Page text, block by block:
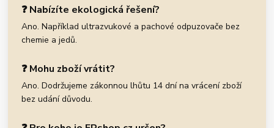
❓ Nabízíte ekologická řešení?
Ano. Například ultrazvukové a pachové odpuzovače bez
chemie a jedů.
❓ Mohu zboží vrátit?
Ano. Dodržujeme zákonnou lhůtu 14 dní na vrácení zboží
bez udání důvodu.